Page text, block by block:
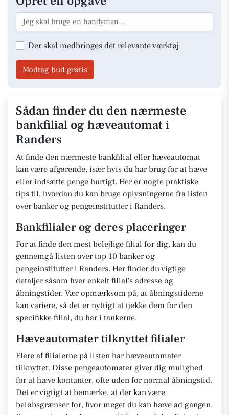
Der skal medbringes det relevante værktøj
Modtag bud gratis
Sådan finder du den nærmeste
bankfilial og hæveautomat i
Randers
At finde den nærmeste bankfilial eller hæveautomat
kan være afgørende, især hvis du har brug for at hæve
eller indsætte penge hurtigt. Her er nogle praktiske
tips til, hvordan du kan bruge oplysningerne fra listen
over banker og pengeinstitutter i Randers.
Bankfilialer og deres placeringer
For at finde den mest belejlige filial for dig, kan du
gennemgå listen over top 10 banker og
pengeinstitutter i Randers. Her finder du vigtige
detaljer såsom hver enkelt filial's adresse og
åbningstider. Vær opmærksom på, at åbningstiderne
kan variere, så det er nyttigt at tjekke dem for den
specifikke filial, du har i tankerne.
Hæveautomater tilknyttet filialer
Flere af filialerne på listen har hæveautomater
tilknyttet. Disse pengeautomater giver dig mulighed
for at hæve kontanter, ofte uden for normal åbningstid.
Det er vigtigt at bemærke, at der kan være
beløbsgrænser for, hvor meget du kan hæve ad gangen.